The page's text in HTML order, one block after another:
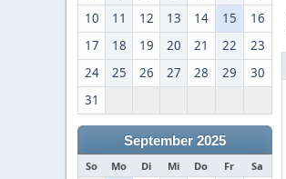
10
11 12 13 14 15
16
17
18 19 20 21 22
23
24
25 26 27 28 29
30
31
September 2025
So Mo Di Mi Do Fr Sa